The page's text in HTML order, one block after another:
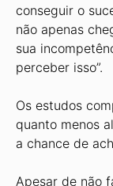
conseguir o
não apenas
sua
perceber isso”.
Os estudos
quanto menos
a chance de
Apesar de não